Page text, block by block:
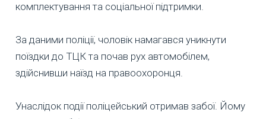
комплектування та соціальної підтримки.
За даними поліції, чоловік намагався уникнути
поїздки до ТЦК та почав рух автомобілем,
здійснивши наїзд на правоохоронця.
Унаслідок події поліцейський отримав забої. Йому